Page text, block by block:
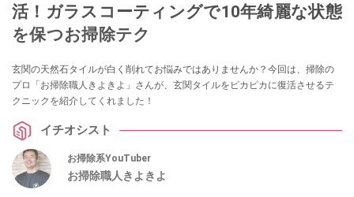
活！ガラスコーティングで10年綺麗な状態
を保つお掃除テク
玄関の天然石タイルが白く削れてお悩みではありませんか？今回は、掃除の
プロ「お掃除職人きよきよ」さんが、玄関タイルをピカピカに復活させるテ
クニックを紹介してくれました！
イチオシスト
お掃除系YouTuber
お掃除職人きよきよ